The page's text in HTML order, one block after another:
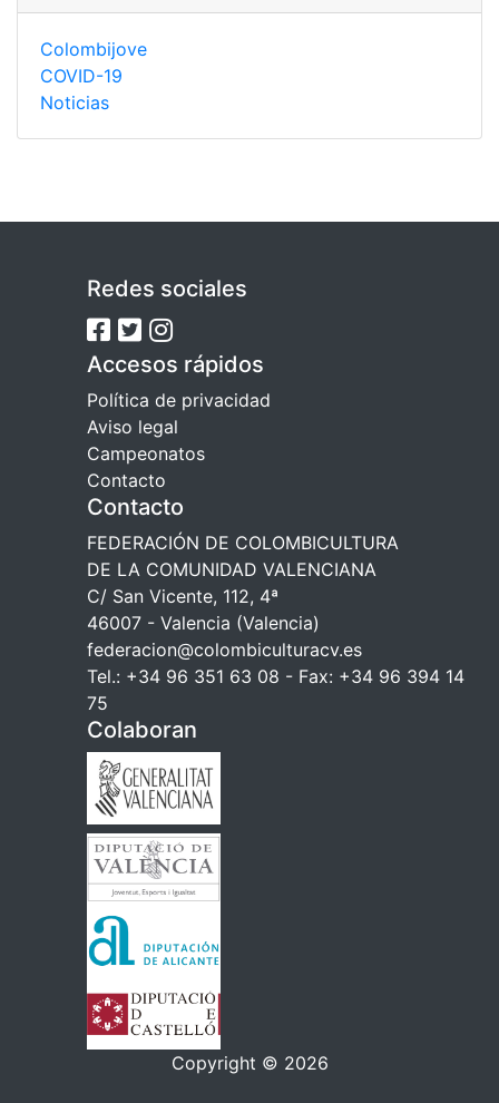
Colombijove
COVID-19
Noticias
Redes sociales
Accesos rápidos
Política de privacidad
Aviso legal
Campeonatos
Contacto
Contacto
FEDERACIÓN DE COLOMBICULTURA
DE LA COMUNIDAD VALENCIANA
C/ San Vicente, 112, 4ª
46007 - Valencia (Valencia)
federacion@colombiculturacv.es
Tel.: +34 96 351 63 08 - Fax: +34 96 394 14
75
Colaboran
Copyright © 2026